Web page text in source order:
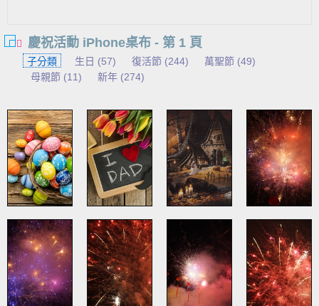
慶祝活動 iPhone桌布 - 第 1 頁
子分類 生日 (57) 復活節 (244)
萬聖節 (49)
母親節 (11)
新年 (274)